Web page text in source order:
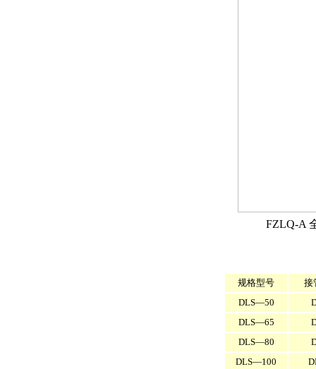
FZLQ-A
规格型号
接
DLS—50
DLS—65
DLS—80
DLS—100